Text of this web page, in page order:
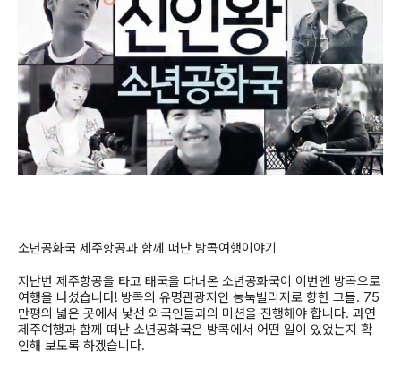
소년공화국 제주항공과 함께 떠난 방콕여행이야기
지난번 제주항공을 타고 태국을 다녀온 소년공화국이 이번엔 방콕으로
여행을 나섰습니다! 방콕의 유명관광지인 농눅빌리지로 향한 그들. 75
만평의 넓은 곳에서 낯선 외국인들과의 미션을 진행해야 합니다. 과연
제주여행과 함께 떠난 소년공화국은 방콕에서 어떤 일이 있었는지 확
인해 보도록 하겠습니다.